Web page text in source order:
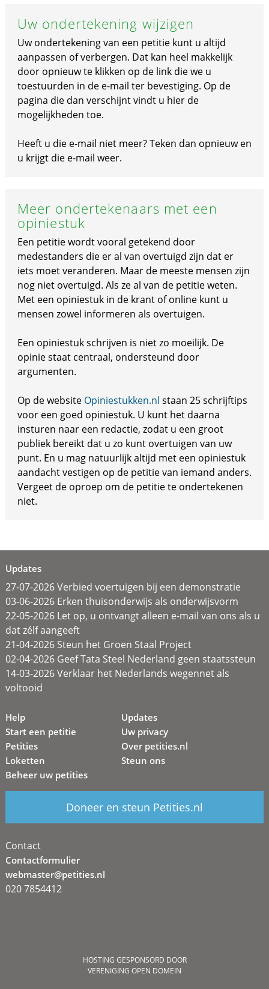
Uw ondertekening wijzigen
Uw ondertekening van een petitie kunt u altijd
aanpassen of verbergen. Dat kan heel makkelijk
door opnieuw te klikken op de link die we u
toestuurden in de e-mail ter bevestiging. Op de
pagina die dan verschijnt vindt u hier de
mogelijkheden toe.
Heeft u die e-mail niet meer? Teken dan opnieuw en
u krijgt die e-mail weer.
Meer ondertekenaars met een
opiniestuk
Een petitie wordt vooral getekend door
medestanders die er al van overtuigd zijn dat er
iets moet veranderen. Maar de meeste mensen zijn
nog niet overtuigd. Als ze al van de petitie weten.
Met een opiniestuk in de krant of online kunt u
mensen zowel informeren als overtuigen.
Een opiniestuk schrijven is niet zo moeilijk. De
opinie staat centraal, ondersteund door
argumenten.
Op de website Opiniestukken.nl staan 25 schrijftips
voor een goed opiniestuk. U kunt het daarna
insturen naar een redactie, zodat u een groot
publiek bereikt dat u zo kunt overtuigen van uw
punt. En u mag natuurlijk altijd met een opiniestuk
aandacht vestigen op de petitie van iemand anders.
Vergeet de oproep om de petitie te ondertekenen
niet.
Updates
27-07-2026 Verbied voertuigen bij een demonstratie
03-06-2026 Erken thuisonderwijs als onderwijsvorm
22-05-2026 Let op, u ontvangt alleen e-mail van ons als u
dat zélf aangeeft
21-04-2026 Steun het Groen Staal Project
02-04-2026 Geef Tata Steel Nederland geen staatssteun
14-03-2026 Verklaar het Nederlands wegennet als
voltooid
Help
Start een petitie
Petities
Loketten
Beheer uw petities
Updates
Uw privacy
Over petities.nl
Steun ons
Doneer en steun Petities.nl
Contact
Contactformulier
webmaster@petities.nl
020 7854412
HOSTING GESPONSORD DOOR
VERENIGING OPEN DOMEIN